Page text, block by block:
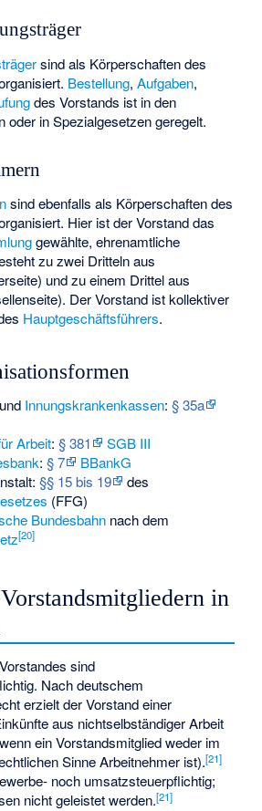
sind als Körperschaften des
Bestellung,Aufgaben,
des Vorstands ist in den
oder in Spezialgesetzen geregelt.
sind ebenfalls als Körperschaften des
Hier ist der Vorstand das
gewählte, ehrenamtliche
zu zwei Dritteln aus
und zu einem Drittel aus
Der Vorstand ist kollektiver
Hauptgeschäftsführers.
Innungskrankenkassen: § 35a
Arbeit: § 381
SGB III
: § 7
BBankG
§§ 15 bis 19
des
(FFG)
Bundesbahnnach dem
[20]
in
sind
Nach deutschem
erzielt der Vorstand einer
aus nichtselbständiger Arbeit
ein Vorstandsmitglied weder im
Sinne Arbeitnehmer ist).[21]
noch umsatzsteuerpflichtig;
nicht geleistet werden.[21]